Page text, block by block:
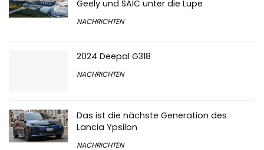
Europäische Kommission nimmt BYD,
Geely und SAIC unter die Lupe
2024 Deepal G318
Das ist die nächste Generation des
Lancia Ypsilon